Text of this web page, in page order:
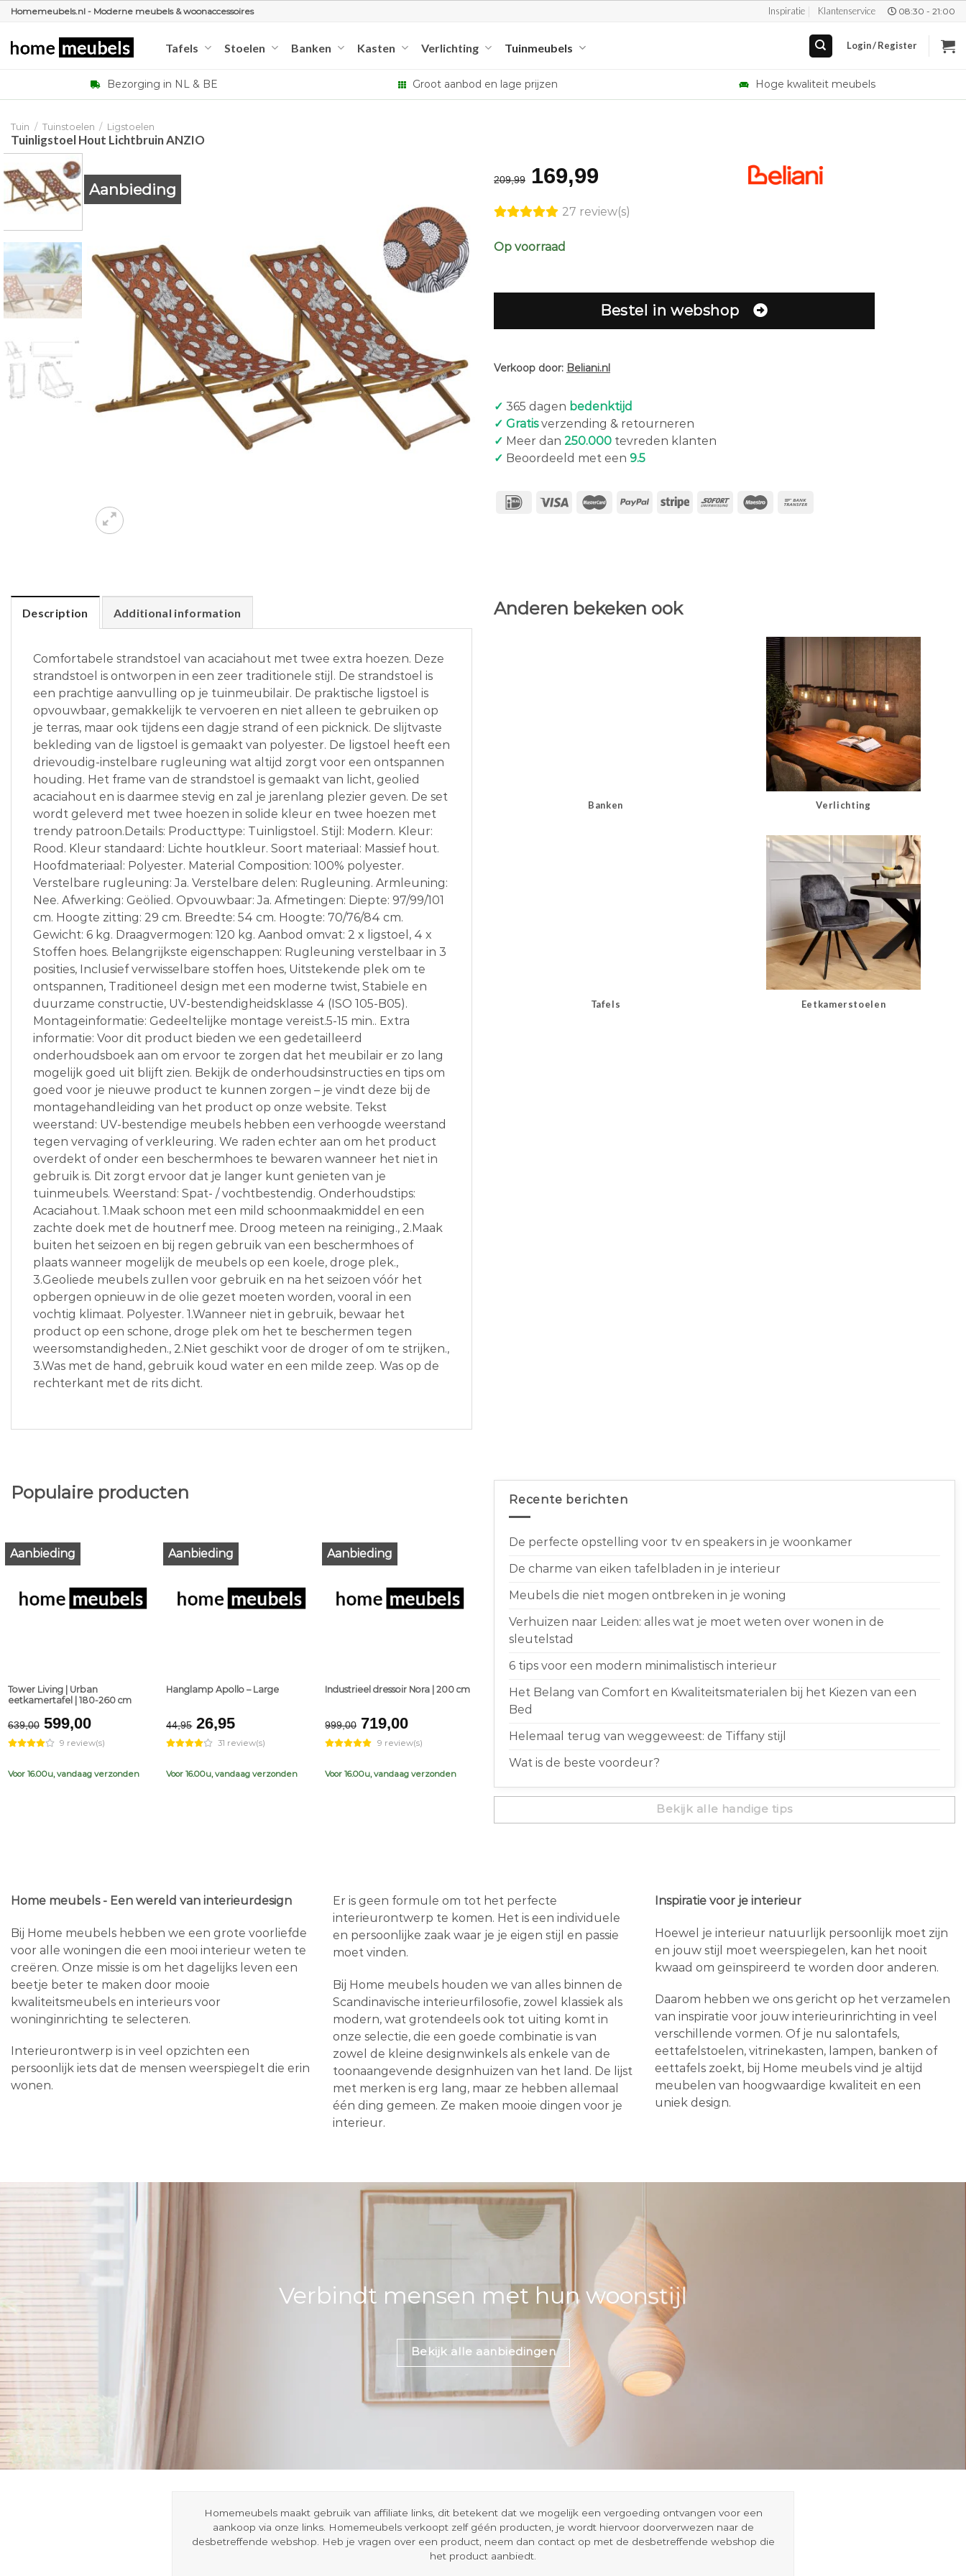
Ga
inhoud
Homemeubels.nl - Moderne meubels & woonaccessoires Inspiratie Klantenservice 08:30 - 21:00
Tafels Stoelen Banken Kasten Verlichting Tuinmeubels Login / Register
Bezorging in NL & BE Groot aanbod en lage prijzen Hoge kwaliteit meubels
Tuin / Tuinstoelen / Ligstoelen
Tuinligstoel Hout Lichtbruin ANZIO
Aanbieding
209,99
Original
was:
€209,99.
169,99
is:
27 review(s)
Op voorraad
Bestel in webshop
Verkoop door: Beliani.nl
✓ 365 dagen bedenktijd
✓ Gratisverzending & retourneren
✓ Meer dan 250.000 tevreden klanten
✓ Beoordeeld met een 9.5
Description Additional information
Comfortabele strandstoel van acaciahout met twee extra hoezen. Deze
strandstoel is ontworpen in een zeer traditionele stijl. De strandstoel is
een prachtige aanvulling op je tuinmeubilair. De praktische ligstoel is
opvouwbaar, gemakkelijk te vervoeren en niet alleen te gebruiken op
je terras, maar ook tijdens een dagje strand of een picknick. De slijtvaste
bekleding van de ligstoel is gemaakt van polyester. De ligstoel heeft een
drievoudig-instelbare rugleuning wat altijd zorgt voor een ontspannen
houding. Het frame van de strandstoel is gemaakt van licht, geolied
acaciahout en is daarmee stevig en zal je jarenlang plezier geven. De set
wordt geleverd met twee hoezen in solide kleur en twee hoezen met
trendy patroon.Details: Producttype: Tuinligstoel. Stijl: Modern. Kleur:
Rood. Kleur standaard: Lichte houtkleur. Soort materiaal: Massief hout.
Hoofdmateriaal: Polyester. Material Composition: 100% polyester.
Verstelbare rugleuning: Ja. Verstelbare delen: Rugleuning. Armleuning:
Nee. Afwerking: Geölied. Opvouwbaar: Ja. Afmetingen: Diepte: 97/99/101
cm. Hoogte zitting: 29 cm. Breedte: 54 cm. Hoogte: 70/76/84 cm.
Gewicht: 6 kg. Draagvermogen: 120 kg. Aanbod omvat: 2 x ligstoel, 4 x
Stoffen hoes. Belangrijkste eigenschappen: Rugleuning verstelbaar in 3
posities, Inclusief verwisselbare stoffen hoes, Uitstekende plek om te
ontspannen, Traditioneel design met een moderne twist, Stabiele en
duurzame constructie, UV-bestendigheidsklasse 4 (ISO 105-B05).
Montageinformatie: Gedeeltelijke montage vereist.5-15 min.. Extra
informatie: Voor dit product bieden we een gedetailleerd
onderhoudsboek aan om ervoor te zorgen dat het meubilair er zo lang
mogelijk goed uit blijft zien. Bekijk de onderhoudsinstructies en tips om
goed voor je nieuwe product te kunnen zorgen – je vindt deze bij de
montagehandleiding van het product op onze website. Tekst
weerstand: UV-bestendige meubels hebben een verhoogde weerstand
tegen vervaging of verkleuring. We raden echter aan om het product
overdekt of onder een beschermhoes te bewaren wanneer het niet in
gebruik is. Dit zorgt ervoor dat je langer kunt genieten van je
tuinmeubels. Weerstand: Spat- / vochtbestendig. Onderhoudstips:
Acaciahout. 1.Maak schoon met een mild schoonmaakmiddel en een
zachte doek met de houtnerf mee. Droog meteen na reiniging., 2.Maak
buiten het seizoen en bij regen gebruik van een beschermhoes of
plaats wanneer mogelijk de meubels op een koele, droge plek.,
3.Geoliede meubels zullen voor gebruik en na het seizoen vóór het
opbergen opnieuw in de olie gezet moeten worden, vooral in een
vochtig klimaat. Polyester. 1.Wanneer niet in gebruik, bewaar het
product op een schone, droge plek om het te beschermen tegen
weersomstandigheden., 2.Niet geschikt voor de droger of om te strijken.,
3.Was met de hand, gebruik koud water en een milde zeep. Was op de
rechterkant met de rits dicht.
Anderen bekeken ook
Banken Verlichting
Tafels Eetkamerstoelen
Populaire producten
Aanbieding
Tower Living | Urban
eetkamertafel | 180-260 cm
639,00 Original
price
was:
€639,00.
599,00Current
price
is:
€599,00.
9 review(s)
Voor 16.00u, vandaag verzonden
Aanbieding
Hanglamp Apollo – Large
44,95 Original
price
was:
€44,95.
26,95Current
price
is:
€26,95.
31 review(s)
Voor 16.00u, vandaag verzonden
Aanbieding
Industrieel dressoir Nora | 200 cm
999,00 Original
price
was:
€999,00.
719,00Current
price
is:
€719,00.
9 review(s)
Voor 16.00u, vandaag verzonden
Recente berichten
De perfecte opstelling voor tv en speakers in je woonkamer
De charme van eiken tafelbladen in je interieur
Meubels die niet mogen ontbreken in je woning
Verhuizen naar Leiden: alles wat je moet weten over wonen in de
sleutelstad
6 tips voor een modern minimalistisch interieur
Het Belang van Comfort en Kwaliteitsmaterialen bij het Kiezen van een
Bed
Helemaal terug van weggeweest: de Tiffany stijl
Wat is de beste voordeur?
Bekijk alle handige tips
Home meubels - Een wereld van interieurdesign
Bij Home meubels hebben we een grote voorliefde
voor alle woningen die een mooi interieur weten te
creëren. Onze missie is om het dagelijks leven een
beetje beter te maken door mooie
kwaliteitsmeubels en interieurs voor
woninginrichting te selecteren.
Interieurontwerp is in veel opzichten een
persoonlijk iets dat de mensen weerspiegelt die erin
wonen.
Er is geen formule om tot het perfecte
interieurontwerp te komen. Het is een individuele
en persoonlijke zaak waar je je eigen stijl en passie
moet vinden.
Bij Home meubels houden we van alles binnen de
Scandinavische interieurfilosofie, zowel klassiek als
modern, wat grotendeels ook tot uiting komt in
onze selectie, die een goede combinatie is van
zowel de kleine designwinkels als enkele van de
toonaangevende designhuizen van het land. De lijst
met merken is erg lang, maar ze hebben allemaal
één ding gemeen. Ze maken mooie dingen voor je
interieur.
Inspiratie voor je interieur
Hoewel je interieur natuurlijk persoonlijk moet zijn
en jouw stijl moet weerspiegelen, kan het nooit
kwaad om geïnspireerd te worden door anderen.
Daarom hebben we ons gericht op het verzamelen
van inspiratie voor jouw interieurinrichting in veel
verschillende vormen. Of je nu salontafels,
eettafelstoelen, vitrinekasten, lampen, banken of
eettafels zoekt, bij Home meubels vind je altijd
meubelen van hoogwaardige kwaliteit en een
uniek design.
Verbindt mensen met hun woonstijl
Bekijk alle aanbiedingen
Homemeubels maakt gebruik van affiliate links, dit betekent dat we mogelijk een vergoeding ontvangen voor een
aankoop via onze links. Homemeubels verkoopt zelf géén producten, je wordt hiervoor doorverwezen naar de
desbetreffende webshop. Heb je vragen over een product, neem dan contact op met de desbetreffende webshop die
het product aanbiedt.